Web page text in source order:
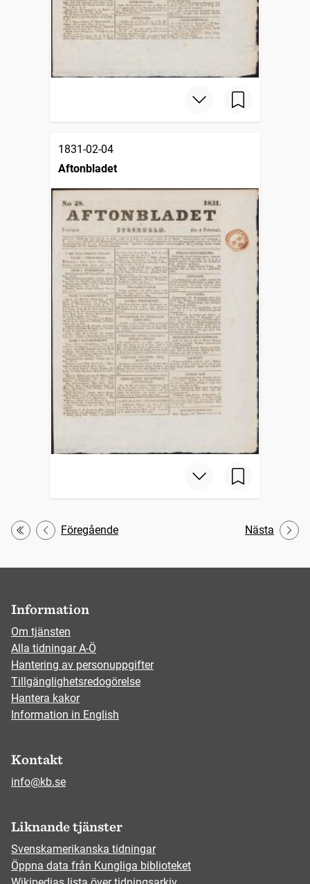
1831-02-04
Aftonbladet
Första
Föregående Nästa
Information
Om tjänsten
Alla tidningar A-Ö
Hantering av personuppgifter
Tillgänglighetsredogörelse
Hantera kakor
Information in English
Kontakt
info@kb.se
Liknande tjänster
Svenskamerikanska tidningar
Öppna data från Kungliga biblioteket